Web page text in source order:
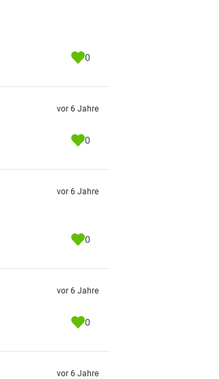
0
vor 6 Jahre
0
vor 6 Jahre
0
vor 6 Jahre
0
vor 6 Jahre